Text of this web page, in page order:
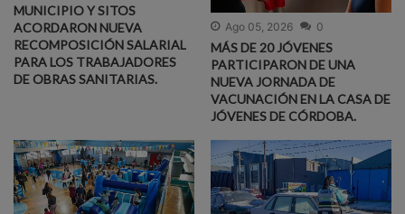
MUNICIPIO Y SITOS
ACORDARON NUEVA
RECOMPOSICIÓN SALARIAL
PARA LOS TRABAJADORES
DE OBRAS SANITARIAS.
Ago 05, 2026 0
MÁS DE 20 JÓVENES
PARTICIPARON DE UNA
NUEVA JORNADA DE
VACUNACIÓN EN LA CASA DE
JÓVENES DE CÓRDOBA.